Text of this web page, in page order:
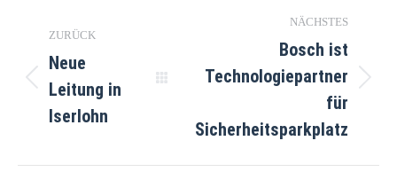
ZURÜCK
Neue
Leitung in
Iserlohn
NÄCHSTES
Bosch ist
Technologiepartner
für
Sicherheitsparkplatz